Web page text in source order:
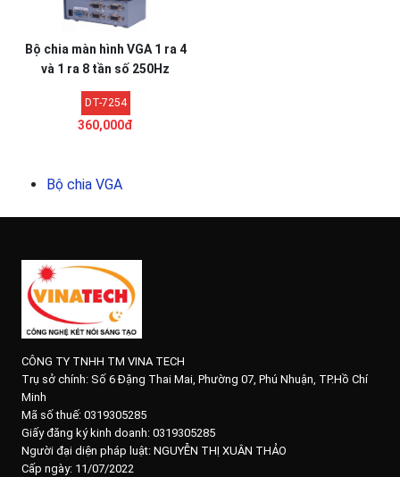
Bộ chia màn hình VGA 1 ra 4
và 1 ra 8 tần số 250Hz
DT-7254
360,000đ
Bộ chia VGA
CÔNG TY TNHH TM VINA TECH
Trụ sở chính: Số 6 Đặng Thai Mai, Phường 07, Phú Nhuận, TP.Hồ Chí
Minh
Mã số thuế: 0319305285
Giấy đăng ký kinh doanh: 0319305285
Người đại diện pháp luật: NGUYỄN THỊ XUÂN THẢO
Cấp ngày: 11/07/2022